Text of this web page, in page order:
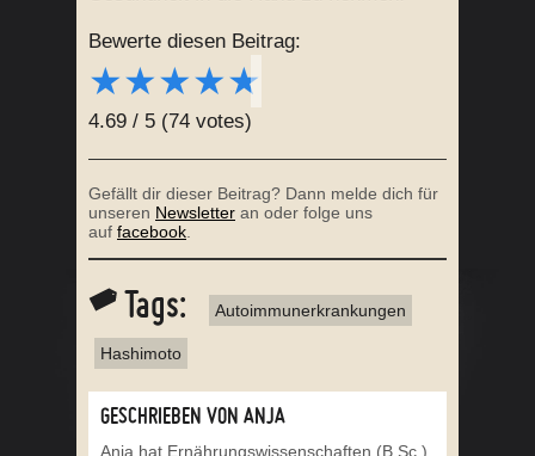
Bewerte diesen Beitrag:
★★★★★
4.69 / 5 (74 votes)
Gefällt dir dieser Beitrag? Dann melde dich für
unseren Newsletter an oder folge uns
auf facebook.
Tags: Autoimmunerkrankungen
Hashimoto
GESCHRIEBEN VON ANJA
Anja hat Ernährungswissenschaften (B.Sc.)